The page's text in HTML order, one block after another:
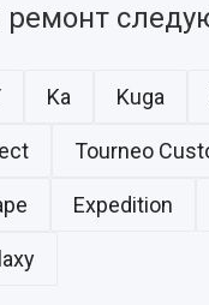
Ka Kuga
Tourneo
Expedition